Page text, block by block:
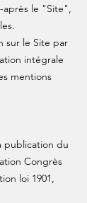
après le "Site",
sur le Site par
intégrale
mentions
publication du
Congrès
loi 1901,